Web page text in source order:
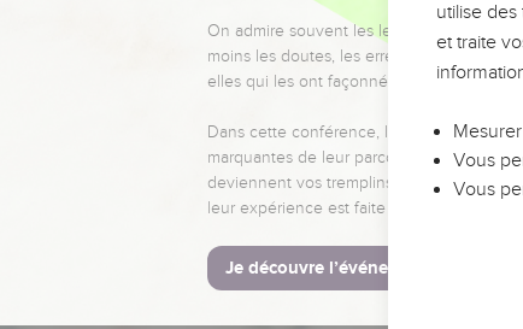
On admire souvent les leaders pour leurs
moins les doutes, les erreurs et les
elles qui les ont façonnés.
Dans cette conférence, leaders,
marquantes de leur parcours et les clés
deviennent vos tremplins. Que vous
leur expérience est faite pour vous.
Je découvre l’événement
utilise
et traite
Vous
Vous